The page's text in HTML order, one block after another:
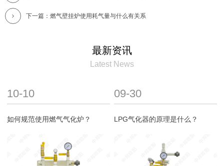
下一篇：燃气壁挂炉使用耗气量与什么有关系
最新资讯
Latest News
10-10
如何规范使用燃气气化炉？
09-30
LPG气化器的原理是什么？